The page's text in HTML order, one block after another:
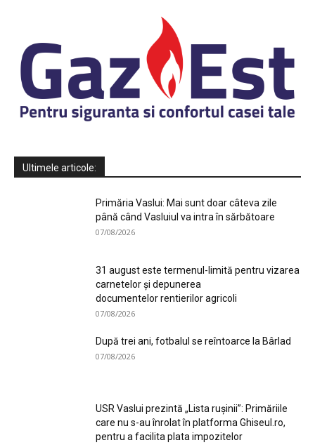
Ultimele articole:
Primăria Vaslui: Mai sunt doar câteva zile
până când Vasluiul va intra în sărbătoare
07/08/2026
31 august este termenul-limită pentru vizarea
carnetelor și depunerea
documentelor rentierilor agricoli
07/08/2026
După trei ani, fotbalul se reîntoarce la Bârlad
07/08/2026
USR Vaslui prezintă „Lista rușinii”: Primăriile
care nu s-au înrolat în platforma Ghiseul.ro,
pentru a facilita plata impozitelor